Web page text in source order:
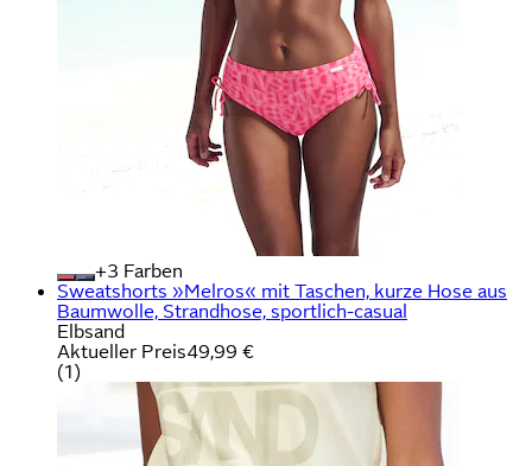
+
Farben
Sweatshorts »Melros« mit Taschen, kurze Hose aus
Baumwolle, Strandhose, sportlich-casual
Elbsand
Aktueller Preis49,99 €
(1)